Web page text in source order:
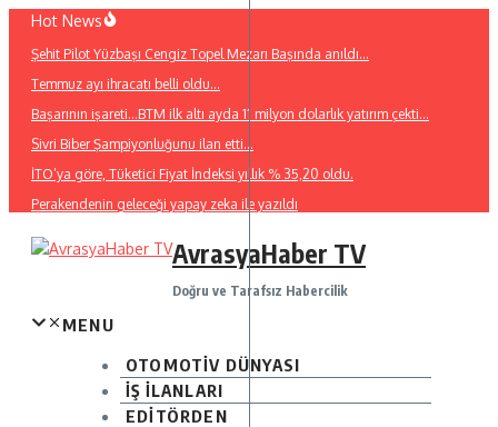
İçeriğe
Hot News
Şehit Pilot Yüzbaşı Cengiz Topel Mezarı Başında anıldı…
Temmuz ayı ihracatı belli oldu…
Başarının işareti…BTM ilk altı ayda 11 milyon dolarlık yatırım çekti…
Sivri Biber Şampiyonluğunu ilan etti…
İTO’ya göre, Tüketici Fiyat İndeksi yıllık % 35,20 oldu.
Perakendenin geleceği yapay zeka ile yazıldı
AvrasyaHaber TV
Doğru ve Tarafsız Habercilik
MENU
OTOMOTİV DÜNYASI
İŞ İLANLARI
EDİTÖRDEN